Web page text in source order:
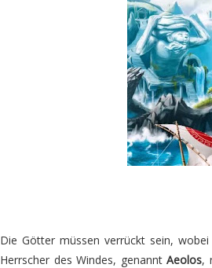
Die Götter müssen verrückt sein,
Herrscher des Windes, genanntAeolos,